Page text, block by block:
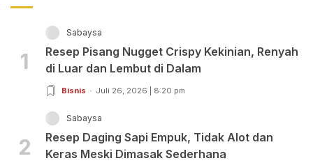
1
Sabaysa
Resep Pisang Nugget Crispy Kekinian, Renyah
di Luar dan Lembut di Dalam
Bisnis Juli 26, 2026 | 8:20 pm
2
Sabaysa
Resep Daging Sapi Empuk, Tidak Alot dan
Keras Meski Dimasak Sederhana